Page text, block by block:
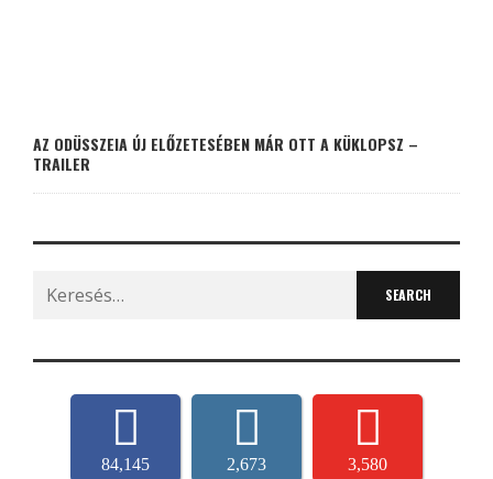
AZ ODÜSSZEIA ÚJ ELŐZETESÉBEN MÁR OTT A KÜKLOPSZ –
TRAILER
Search
for:
84,145 2,673 3,580